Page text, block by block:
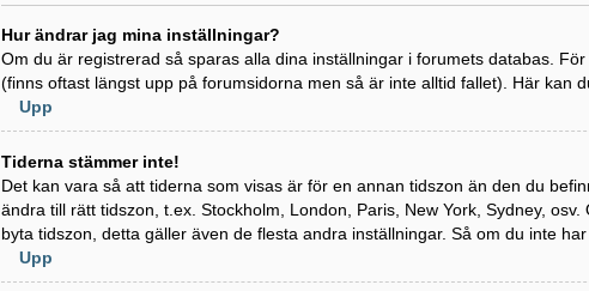
Hur ändrar jag mina inställningar?
Om du är registrerad så sparas alla dina inställningar i forumets databas.
(finns oftast längst upp på forumsidorna men så är inte alltid fallet). Här kan
Upp
Tiderna stämmer inte!
Det kan vara så att tiderna som visas är för en annan tidszon än den du
ändra till rätt tidszon, t.ex. Stockholm, London, Paris, New York, Sydney,
byta tidszon, detta gäller även de flesta andra inställningar. Så om du inte
Upp